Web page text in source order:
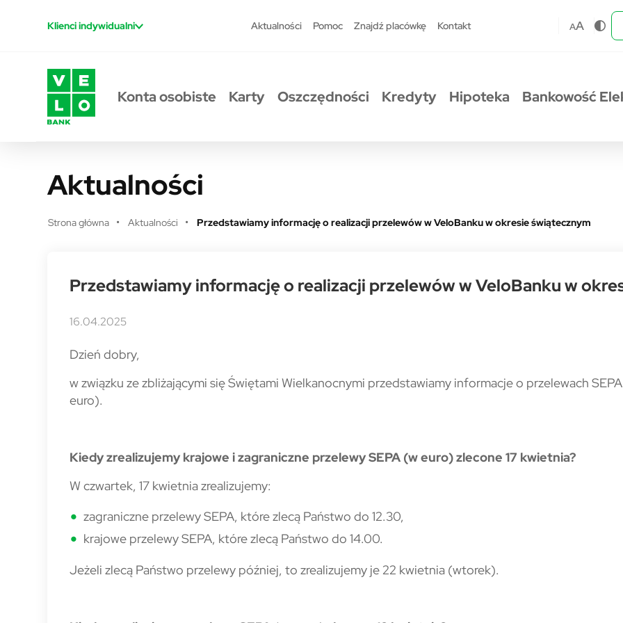
Klienci indywidualni Aktualności Pomoc Znajdź placówkę Kontakt AA
Konta osobiste Karty Oszczędności Kredyty Hipoteka Bankowość
Aktualności
Strona główna Aktualności Przedstawiamy informację o realizacji przelewów w VeloBanku w okresie świątecznym
Przedstawiamy informację o realizacji przelewów w VeloBanku w
16.04.2025
Dzień dobry,
w związku ze zbliżającymi się Świętami Wielkanocnymi przedstawiamy informacje o przelewach
euro).
Kiedy zrealizujemy krajowe i zagraniczne przelewy SEPA (w euro) zlecone 17 kwietnia?
W czwartek, 17 kwietnia zrealizujemy:
zagraniczne przelewy SEPA, które zlecą Państwo do 12.30,
krajowe przelewy SEPA, które zlecą Państwo do 14.00.
Jeżeli zlecą Państwo przelewy później, to zrealizujemy je 22 kwietnia (wtorek).